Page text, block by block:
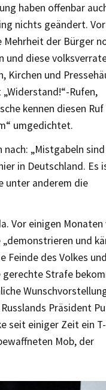
haben offenbar
nichts geändert.
Mehrheit der Bürger
und diese
Kirchen und
Rufen,
kennen diesen Ruf
umgedichtet.
„Mistgabeln
in Deutschland. Es
unter anderem die
Vor einigen
und
Feinde des Volkes
Strafe
Präsident
seit einiger Zeit ein
Mob, der